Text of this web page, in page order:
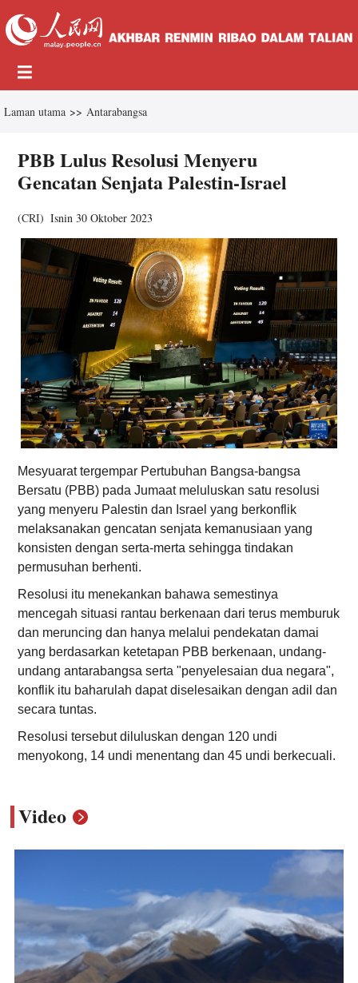
Laman utama >> Antarabangsa
PBB Lulus Resolusi Menyeru
Gencatan Senjata Palestin-Israel
(CRI) Isnin 30 Oktober 2023
Mesyuarat tergempar Pertubuhan Bangsa-bangsa
Bersatu (PBB) pada Jumaat meluluskan satu resolusi
yang menyeru Palestin dan Israel yang berkonflik
melaksanakan gencatan senjata kemanusiaan yang
konsisten dengan serta-merta sehingga tindakan
permusuhan berhenti.
Resolusi itu menekankan bahawa semestinya
mencegah situasi rantau berkenaan dari terus memburuk
dan meruncing dan hanya melalui pendekatan damai
yang berdasarkan ketetapan PBB berkenaan, undang-
undang antarabangsa serta "penyelesaian dua negara",
konflik itu baharulah dapat diselesaikan dengan adil dan
secara tuntas.
Resolusi tersebut diluluskan dengan 120 undi
menyokong, 14 undi menentang dan 45 undi berkecuali.
Video